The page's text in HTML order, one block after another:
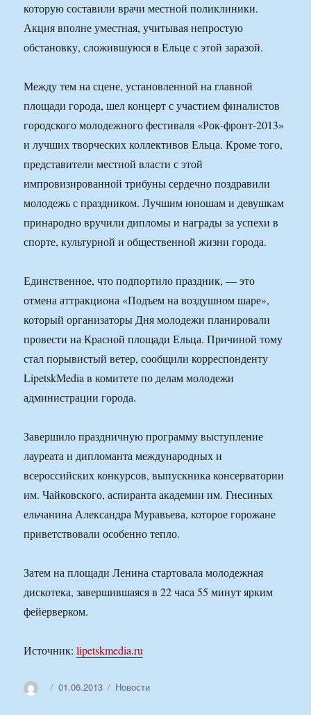
которую составили врачи местной поликлиники.
Акция вполне уместная, учитывая непростую
обстановку, сложившуюся в Ельце с этой заразой.
Между тем на сцене, установленной на главной
площади города, шел концерт с участием финалистов
городского молодежного фестиваля «Рок-фронт-2013»
и лучших творческих коллективов Ельца. Кроме того,
представители местной власти с этой
импровизированной трибуны сердечно поздравили
молодежь с праздником. Лучшим юношам и девушкам
принародно вручили дипломы и награды за успехи в
спорте, культурной и общественной жизни города.
Единственное, что подпортило праздник, — это
отмена аттракциона «Подъем на воздушном шаре»,
который организаторы Дня молодежи планировали
провести на Красной площади Ельца. Причиной тому
стал порывистый ветер, сообщили корреспонденту
LipetskМedia в комитете по делам молодежи
администрации города.
Завершило праздничную программу выступление
лауреата и дипломанта международных и
всероссийских конкурсов, выпускника консерватории
им. Чайковского, аспиранта академии им. Гнесиных
ельчанина Александра Муравьева, которое горожане
приветствовали особенно тепло.
Затем на площади Ленина стартовала молодежная
дискотека, завершившаяся в 22 часа 55 минут ярким
фейерверком.
Источник:lipetskmedia.ru
АвторОпубликовано
01.06.2013 Рубрики
Новости